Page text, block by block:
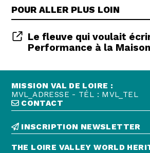
POUR ALLER PLUS LOIN
Le fleuve qui voulait
Performance à la
MISSION VAL DE LOIRE :
MVL_ADRESSE - TÉL : MVL_TEL
CONTACT
INSCRIPTION NEWSLETTER
THE LOIRE VALLEY WORLD